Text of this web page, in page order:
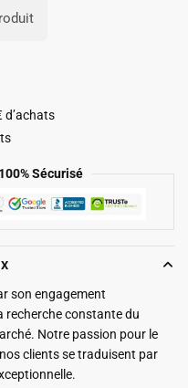
d’achats
Sécurisé
son engagement
recherche constante du
Notre passion pour le
clients se traduisent par